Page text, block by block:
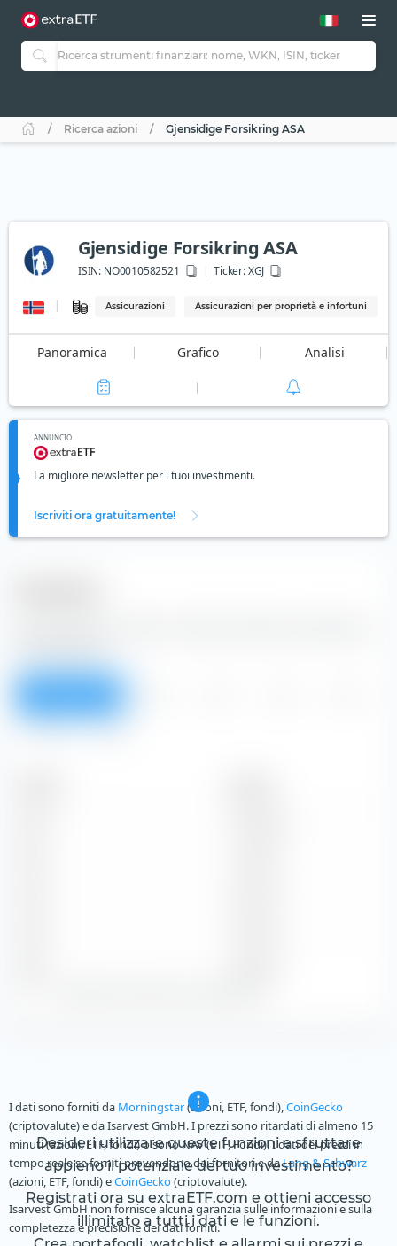
Ricerca azioni Gjensidige Forsikring ASA
Gjensidige Forsikring ASA
ISIN: NO0010582521 Ticker:XGJ
Assicurazioni Assicurazioni per proprietà e infortuni
Panoramica Grafico Analisi
ANNUNCIO
La migliore newsletter per i tuoi investimenti.
Iscriviti ora gratuitamente!
2022 Tutti
Desideri utilizzare queste funzioni e sfruttare
appieno il potenziale del tuo investimento?
Registrati ora su extraETF.com e ottieni accesso
illimitato a tutti i dati e le funzioni.
I dati sono forniti da Morningstar(azioni, ETF, fondi),CoinGecko
(criptovalute) e da Isarvest GmbH. I prezzi sono ritardati di almeno 15
minuti (azioni, ETF, fondi) o sono NAV (ETF, Fondi). I dati dei prezzi in
tempo reale se forniti provendono dai fornitori e daLang & Schwarz
(azioni, ETF, fondi) eCoinGecko(criptovalute).
Isarvest GmbH non fornisce alcuna garanzia sulle informazioni e sulla
completezza e precisione dei dati forniti.